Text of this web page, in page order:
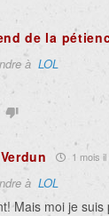
de la
à LOL
1 mois il
à LOL
Mais moi je